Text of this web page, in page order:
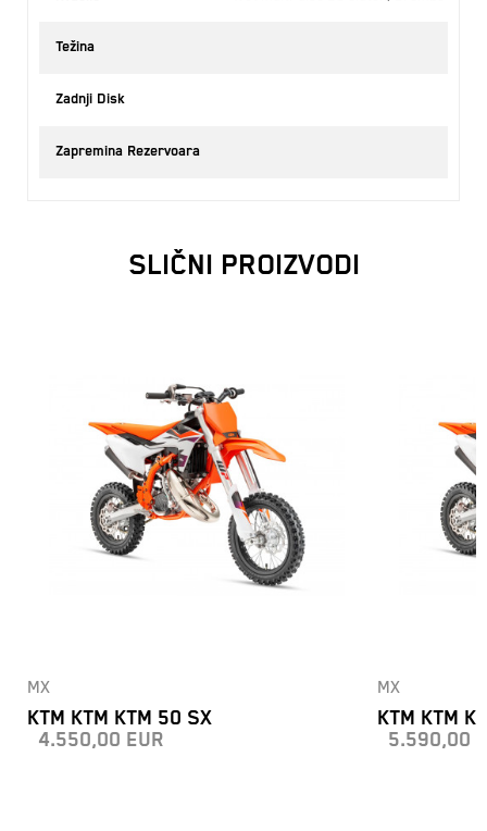
Težina
Zadnji Disk
Zapremina Rezervoara
SLIČNI PROIZVODI
MX
KTM KTM KTM 50 SX
4.550,00 EUR
MX
KTM KTM
5.590,00